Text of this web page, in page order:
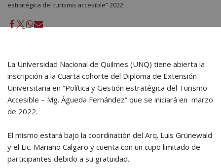
estratégica del turismo accesible” 2022
La Universidad Nacional de Quilmes (UNQ) tiene abierta la
inscripción a la Cuarta cohorte del Diploma de Extensión
Universitaria en “Política y Gestión estratégica del Turismo
Accesible – Mg. Águeda Fernández” que se iniciará en marzo
de 2022.
El mismo estará bajo la coordinación del Arq. Luis Grünewald
y el Lic. Mariano Calgaro y cuenta con un cupo limitado de
participantes debido a su gratuidad.